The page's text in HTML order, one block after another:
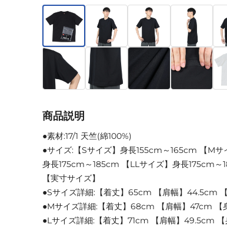
商品説明
●素材:17/1 天竺(綿100%)
●サイズ:【Sサイズ】身長155cm～165cm 【Mサ
身長175cm～185cm 【LLサイズ】身長175cm～
【実寸サイズ】
●Sサイズ詳細:【着丈】65cm 【肩幅】44.5cm
●Mサイズ詳細:【着丈】68cm 【肩幅】47cm 【
●Lサイズ詳細:【着丈】71cm 【肩幅】49.5cm